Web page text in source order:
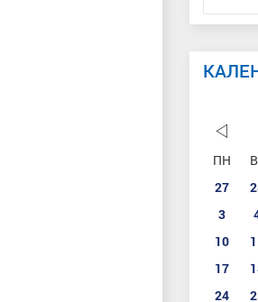
ПН
27
3
10
17
24